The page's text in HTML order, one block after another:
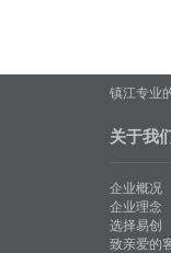
镇江专业
关于我
企业概况
企业理念
选择易创
致亲爱的